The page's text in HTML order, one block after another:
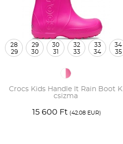
Crocs Kids Handle It Rain Boot K
csizma
15 600 Ft (42.08 EUR)
28
29
29
30
30
31
32
33
33
34
34
35